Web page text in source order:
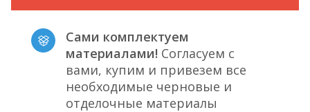
Сами комплектуем
материалами! Согласуем с
вами, купим и привезем все
необходимые черновые и
отделочные материалы